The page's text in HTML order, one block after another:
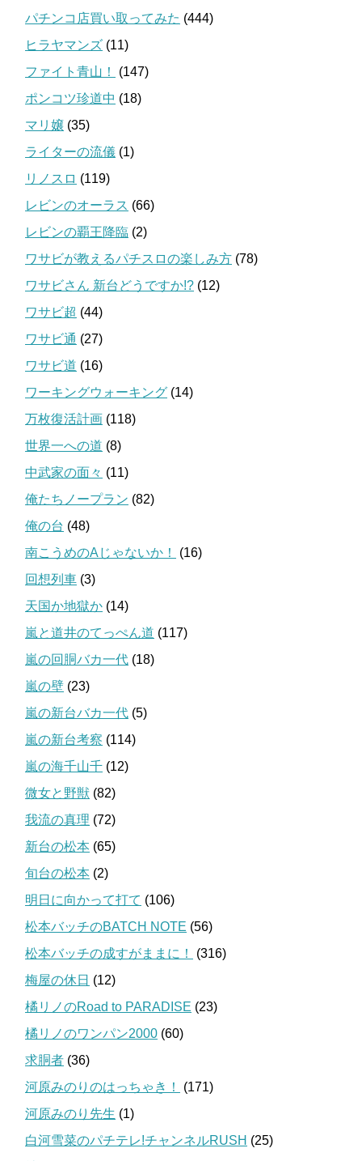
パチンコ店買い取ってみた (444)
ヒラヤマンズ (11)
ファイト青山！
(147)
ポンコツ珍道中 (18)
マリ嬢 (35)
ライターの流儀 (1)
リノスロ (119)
レビンのオーラス (66)
レビンの覇王降臨 (2)
ワサビが教えるパチスロの楽しみ方 (78)
ワサビさん 新台どうですか!? (12)
ワサビ超 (44)
ワサビ通 (27)
ワサビ道 (16)
ワーキングウォーキング (14)
万枚復活計画 (118)
世界一への道 (8)
中武家の面々 (11)
俺たちノープラン (82)
俺の台 (48)
南こうめのAじゃないか！
(16)
回想列車 (3)
天国か地獄か (14)
嵐と道井のてっぺん道 (117)
嵐の回胴バカ一代 (18)
嵐の壁 (23)
嵐の新台バカ一代 (5)
嵐の新台考察 (114)
嵐の海千山千 (12)
微女と野獣 (82)
我流の真理 (72)
新台の松本 (65)
旬台の松本 (2)
明日に向かって打て (106)
松本バッチのBATCH NOTE (56)
松本バッチの成すがままに！
(316)
梅屋の休日 (12)
橘リノのRoad to PARADISE (23)
橘リノのワンパン2000 (60)
求胴者 (36)
河原みのりのはっちゃき！
(171)
河原みのり先生 (1)
白河雪菜のパチテレ!チャンネルRUSH (25)